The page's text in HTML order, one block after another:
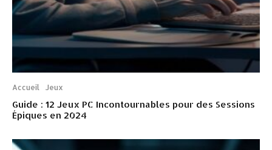
Accueil Jeux
Guide : 12 Jeux PC Incontournables pour des Sessions
Épiques en 2024